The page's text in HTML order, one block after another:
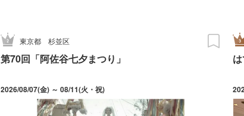
東京都杉並区
第70回「阿佐谷七夕まつり」
2026/08/07(金) ～ 08/11(火・祝)